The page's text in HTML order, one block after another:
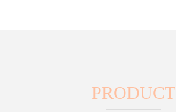
PRODUCT